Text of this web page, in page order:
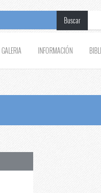
Buscar
GALERIA INFORMACIÓN